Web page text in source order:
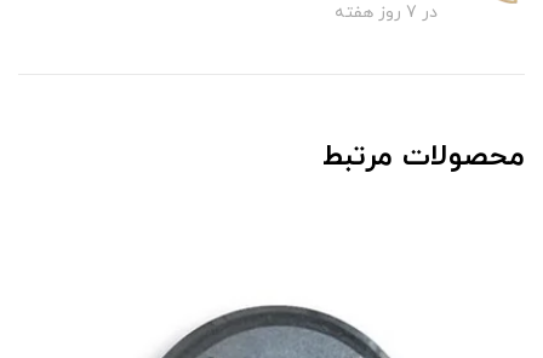
در 7 روز هفته
محصولات مرتبط